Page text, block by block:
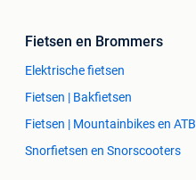
Fietsen en Brommers
Elektrische fietsen
Fietsen | Bakfietsen
Fietsen | Mountainbikes en ATB
Snorfietsen en Snorscooters